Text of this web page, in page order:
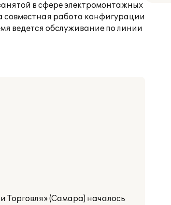
в сфере электромонтажных
совместная работа конфигурации
ведется обслуживание по линии
Торговля» (Самара) началось